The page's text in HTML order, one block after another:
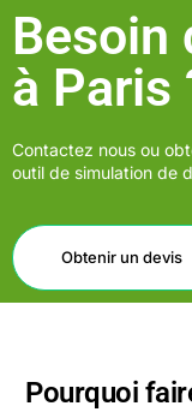
Besoin
à Paris
Contactez nous ou
outil de simulation de
Obtenir un devis
Pourquoi